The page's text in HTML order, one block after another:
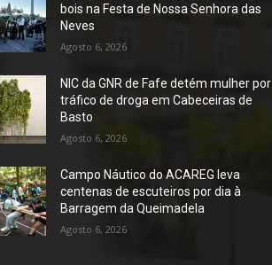
bois na Festa de Nossa Senhora das
Neves
Agosto 6, 2026
NIC da GNR de Fafe detém mulher por
tráfico de droga em Cabeceiras de
Basto
Agosto 6, 2026
Campo Náutico do ACAREG leva
centenas de escuteiros por dia à
Barragem da Queimadela
Agosto 6, 2026